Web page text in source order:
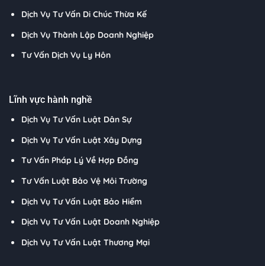
Dịch Vụ Tư Vấn Di Chúc Thừa Kế
Dịch Vụ Thành Lập Doanh Nghiệp
Tư Vấn Dịch Vụ Ly Hôn
Lĩnh vực hành nghề
Dịch Vụ Tư Vấn Luật Dân Sự
Dịch Vụ Tư Vấn Luật Xây Dựng
Tư Vấn Pháp Lý Về Hợp Đồng
Tư Vấn Luật Bảo Vệ Môi Trường
Dịch Vụ Tư Vấn Luật Bảo Hiểm
Dịch Vụ Tư Vấn Luật Doanh Nghiệp
Dịch Vụ Tư Vấn Luật Thương Mại